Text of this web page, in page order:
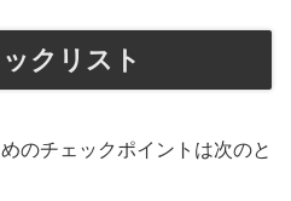
クリスト
のチェックポイントは次のと